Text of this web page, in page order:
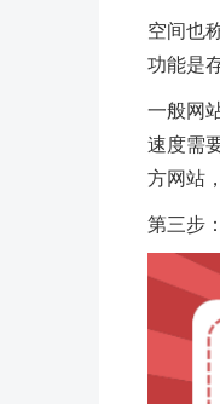
空间也
功能是
一般网
速度需
方网站
第三步